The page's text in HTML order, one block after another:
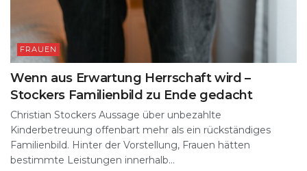
FRAUEN
Wenn aus Erwartung Herrschaft wird –
Stockers Familienbild zu Ende gedacht
Christian Stockers Aussage über unbezahlte
Kinderbetreuung offenbart mehr als ein rückständiges
Familienbild. Hinter der Vorstellung, Frauen hätten
bestimmte Leistungen innerhalb...